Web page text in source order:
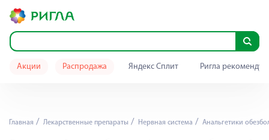
Акции Распродажа Яндекс Сплит Ригла
Главная Лекарственные препараты Нервная система Анальгетики